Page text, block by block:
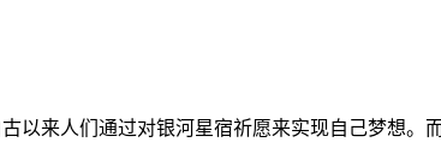
来人们通过对银河星宿祈愿来实现自己梦想。